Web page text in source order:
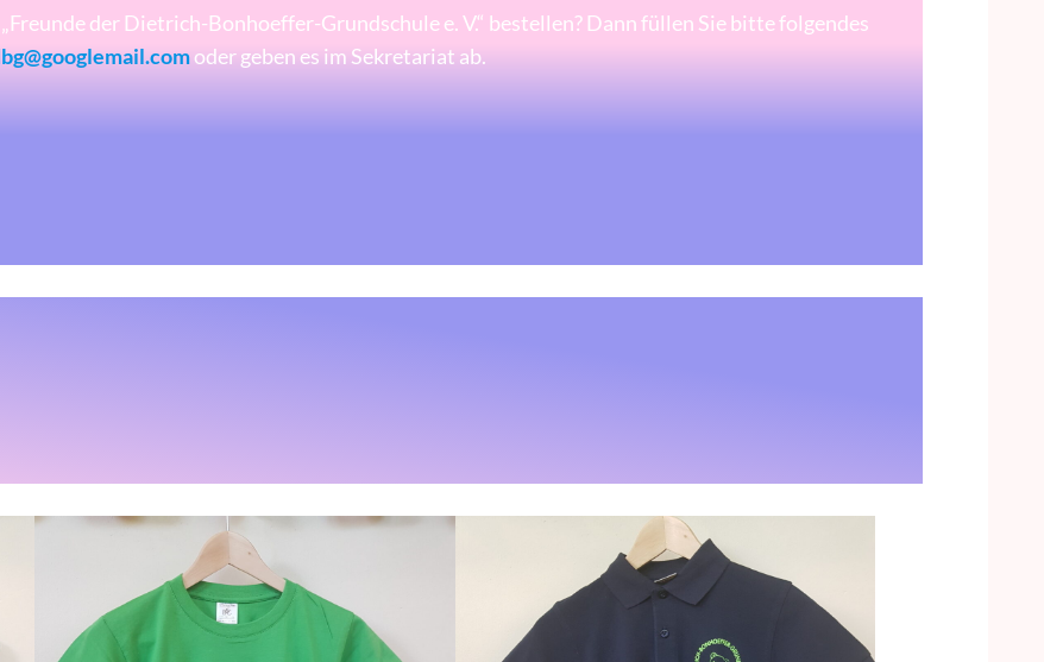
der Dietrich-Bonhoeffer-Grundschule e. V.“ bestellen? Dann füllen Sie bitte folgendes
oder geben es im Sekretariat ab.